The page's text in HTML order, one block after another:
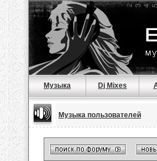
Музыка Dj Mixes
Музыка пользователей